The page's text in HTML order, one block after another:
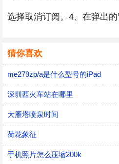
选择取消订阅。4、在弹出的
猜你喜欢
me279zp/a是什么型号的iPad
深圳西火车站在哪里
大雁塔喷泉时间
荷花象征
手机照片怎么压缩200k